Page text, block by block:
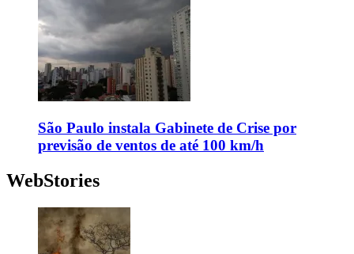
São Paulo instala Gabinete de Crise por
previsão de ventos de até 100 km/h
WebStories